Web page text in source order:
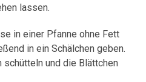
lassen.
in einer Pfanne ohne Fett
in ein Schälchen geben.
schütteln und die Blättchen